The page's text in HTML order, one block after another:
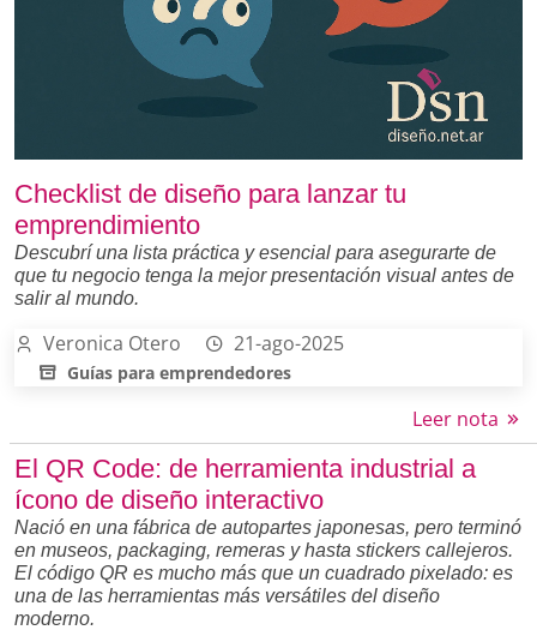
Checklist de diseño para lanzar tu
emprendimiento
Descubrí una lista práctica y esencial para asegurarte de
que tu negocio tenga la mejor presentación visual antes de
salir al mundo.
Veronica Otero 21-ago-2025
Guías para emprendedores
Leer nota
El QR Code: de herramienta industrial a
ícono de diseño interactivo
Nació en una fábrica de autopartes japonesas, pero terminó
en museos, packaging, remeras y hasta stickers callejeros.
El código QR es mucho más que un cuadrado pixelado: es
una de las herramientas más versátiles del diseño
moderno.